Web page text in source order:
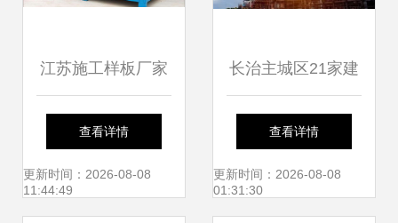
江苏施工样板厂家
汉坤实业 产品辐射
全国，打造建筑施
查看详情
更新时间：2026-08-08
11:44:49
长治主城区21家建
筑工地具备复工条
件，施工服务全力
查看详情
更新时间：2026-08-08
01:31:30